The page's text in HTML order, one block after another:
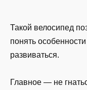
Такой велосипед
понять
развиваться.
Главное — не